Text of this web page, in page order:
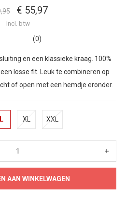
€ 55,97
Incl. btw
(0)
en een klassieke kraag. 100%
losse fit. Leuk te combineren op
of open met een hemdje eronder.
L XL XXL
AAN WINKELWAGEN